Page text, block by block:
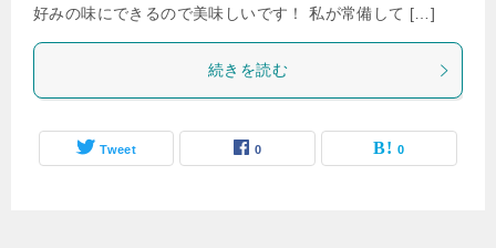
好みの味にできるので美味しいです！ 私が常備して […]
続きを読む
Tweet 0 0